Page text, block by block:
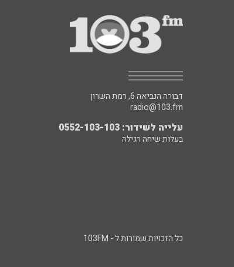
דבורה הנביאה 6, רמת השרון
radio@103.fm
עלייה לשידור: 0552-103-103
בעלות שיחה רגילה
כל הזכויות שמורות ל - 103FM